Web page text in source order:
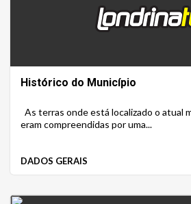
Histórico do Município
As terras onde está localizado o atual
eram compreendidas por uma...
DADOS GERAIS